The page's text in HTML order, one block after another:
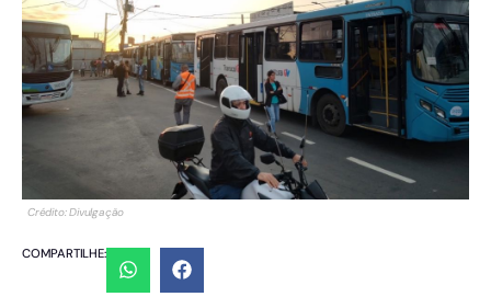
Crédito: Divulgação
COMPARTILHE: